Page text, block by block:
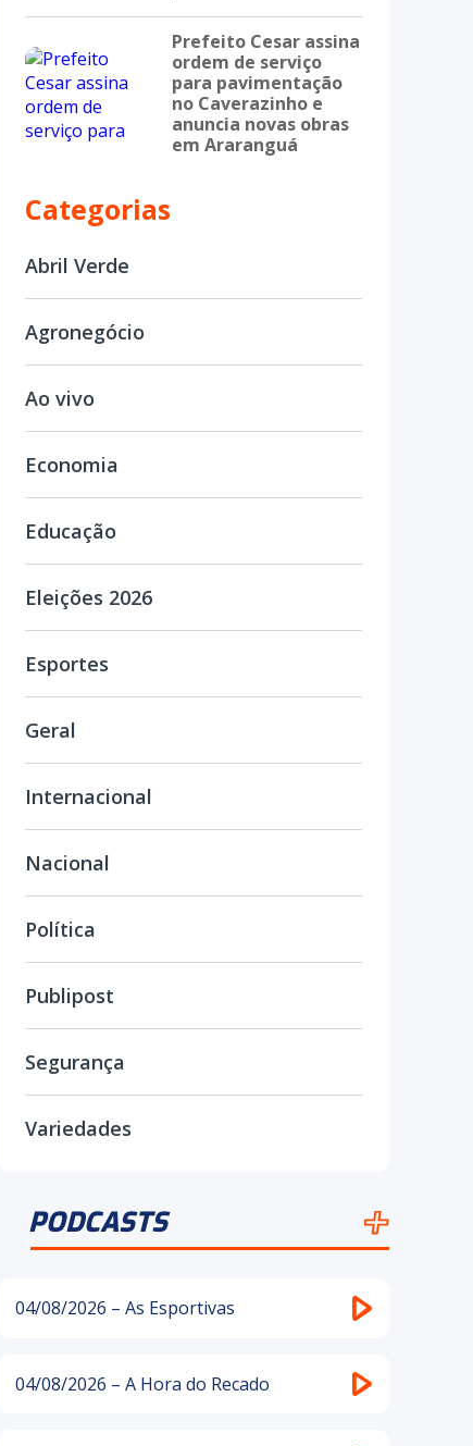
Prefeito Cesar assina
ordem de serviço
para pavimentação
no Caverazinho e
anuncia novas obras
em Araranguá
Categorias
Abril Verde
Agronegócio
Ao vivo
Economia
Educação
Eleições 2026
Esportes
Geral
Internacional
Nacional
Política
Publipost
Segurança
Variedades
PODCASTS
04/08/2026 – As Esportivas
04/08/2026 – A Hora do Recado